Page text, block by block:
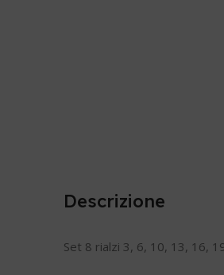
Descrizione
Set 8 rialzi 3, 6, 10, 13, 16,